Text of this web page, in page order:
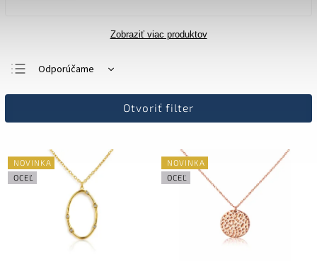
Zobraziť viac produktov
Odporúčame
Najlacnejšie
Abecedne
Otvoriť filter
NOVINKA
OCEĽ
NOVINKA
OCEĽ